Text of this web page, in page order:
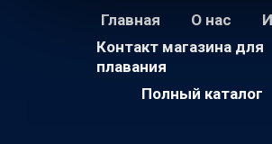
Главная О нас
Контакт магазина для
плавания
Полный каталог